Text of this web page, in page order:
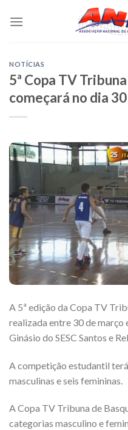
NOTÍCIAS
5ª Copa TV
começará no dia
A 5ª edição da Copa TV
realizada entre 30 de março
Ginásio do SESC Santos e
A competição estudantil
masculinas e seis femininas.
A Copa TV Tribuna de
categorias masculino e